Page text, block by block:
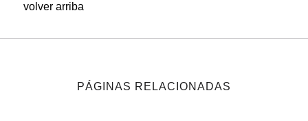
volver arriba
PÁGINAS RELACIONADAS